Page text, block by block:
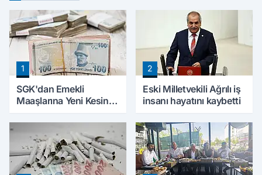
1
SGK'dan Emekli
Maaşlarına Yeni Kesinti
Borçları Aylıklardan
Tahsil Edilecek
2
Eski Milletvekili Ağrılı iş
insanı hayatını kaybetti